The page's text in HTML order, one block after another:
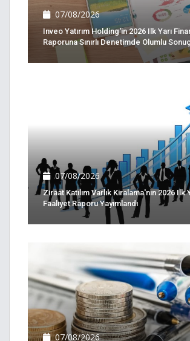
07/08/2026
Inveo Yatırım Holding'in 2026 Ilk Yarı
Raporuna Sınırlı Denetimde Olumlu Sonuç
07/08/2026
Ziraat Katılım Varlık Kiralama'nın 2026 Ilk
Faaliyet Raporu Yayımlandı
07/08/2026